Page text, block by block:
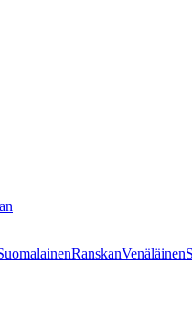
RanskanVenäläinen